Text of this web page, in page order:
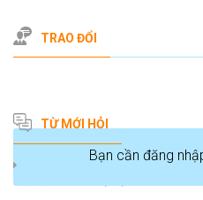
TRAO ĐỔI
Bạn cần đăng
TỪ MỚI HỎI